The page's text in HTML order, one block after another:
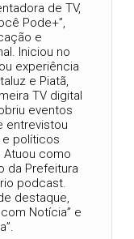
de TV,
Pode+”,
e
Iniciou no
experiência
e Piatã,
TV digital
eventos
entrevistou
e políticos
Atuou como
da Prefeitura
podcast.
destaque,
Notícia” e